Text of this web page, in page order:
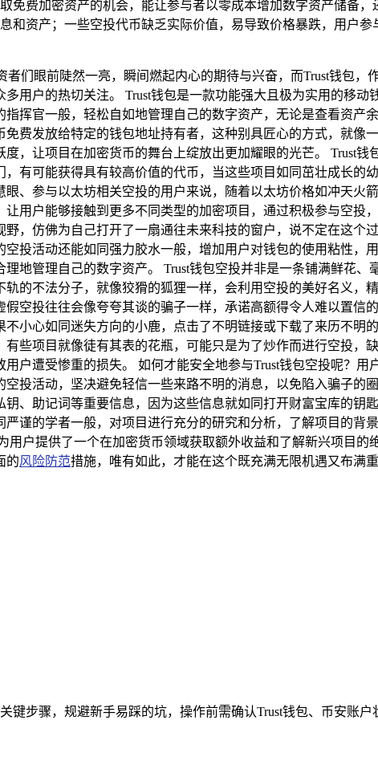
费加密资产的机会，能让参与者以零成本增加数字资产储备，
资产；一些空投代币缺乏实际价值，易导致价格暴跌，用户参
们眼前陡然一亮，瞬间燃起内心的期待与兴奋，而Trust钱包，
用户的热切关注。 Trust钱包是一款功能强大且极为实用的移动
挥官一般，轻松自如地管理自己的数字资产，无论是查看资产
费发放给特定的钱包地址持有者，这种别具匠心的方式，就像
，让项目在加密货币的舞台上绽放出更加耀眼的光芒。 Trust钱
有可能获得具有较高价值的代币，当这些项目如同茁壮成长的
、参与以太坊相关空投的用户来说，随着以太坊价格如冲天火
用户能够接触到更多不同类型的加密项目，通过积极参与空投
，仿佛为自己打开了一扇通往未来科技的窗户，说不定在这个
投活动还能如同强力胶水一般，增加用户对钱包的使用粘性，
地管理自己的数字资产。 Trust钱包空投并非是一条铺满鲜花、
的不法分子，就像狡猾的狐狸一样，会利用空投的美好名义，
空投往往会像夸夸其谈的骗子一样，承诺高额得令人难以置信
小心如同迷失方向的小鹿，点击了不明链接或下载了来历不明
些项目就像徒有其表的花瓶，可能只是为了炒作而进行空投，
户遭受惨重的损失。 如何才能安全地参与Trust钱包空投呢？用
投活动，坚决避免轻信一些来路不明的消息，以免陷入骗子的
、助记词等重要信息，因为这些信息就如同打开财富宝库的钥
谨的学者一般，对项目进行充分的研究和分析，了解项目的背
户提供了一个在加密货币领域获取额外收益和了解新兴项目的
的风险防范措施，唯有如此，才能在这个既充满无限机遇又布满
步骤，规避新手易踩的坑，操作前需确认Trust钱包、币安账户